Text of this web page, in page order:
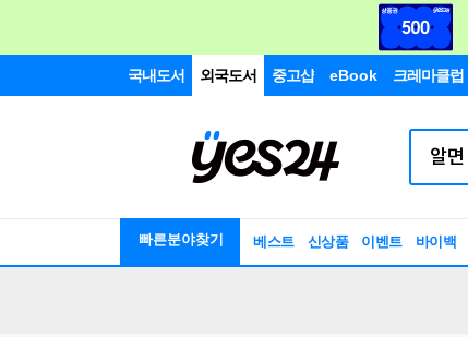
국내도서 외국도서 중고샵 eBook 크레마클럽
빠른분야찾기 베스트 신상품 이벤트 바이백